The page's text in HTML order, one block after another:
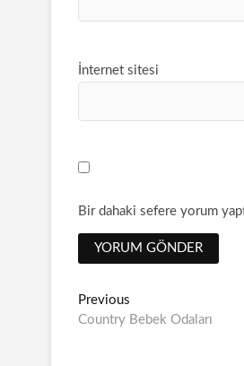
İnternet sitesi
Bir dahaki sefere yorum
Yazı
dolaşımı
Previous
post:
Country Bebek Odaları